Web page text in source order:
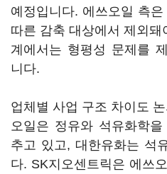
예정입니다. 에쓰오일 측
따른 감축 대상에서 제외
계에서는 형평성 문제를
니다.
업체별 사업 구조 차이도
오일은 정유와 석유화학
추고 있고, 대한유화는 석
다. SK지오센트릭은 에쓰